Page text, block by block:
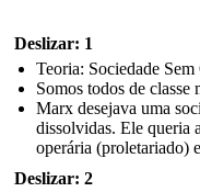
Deslizar: 1
Teoria: Sociedade Sem
Somos todos de classe
Marx desejava uma
dissolvidas. Ele queria
operária (proletariado)
Deslizar: 2